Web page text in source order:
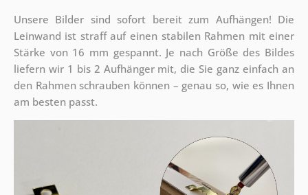
Unsere Bilder sind sofort bereit zum Aufhängen! Die
Leinwand ist straff auf einen stabilen Rahmen mit einer
Stärke von 16 mm gespannt. Je nach Größe des Bildes
liefern wir 1 bis 2 Aufhänger mit, die Sie ganz einfach an
den Rahmen schrauben können – genau so, wie es Ihnen
am besten passt.